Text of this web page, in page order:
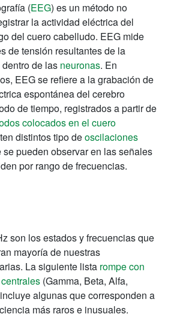
(EEG) es un método no
la actividad eléctrica del
del cuero cabelludo. EEG mide
de tensión resultantes de la
de las neuronas. En
EEG se refiere a la grabación de
espontánea del cerebro
de tiempo, registrados a partir de
colocados en el cuero
distintos tipo deoscilaciones
se pueden observar en las señales
por rango de frecuencias.
son los estados y frecuencias que
mayoría de nuestras
La siguiente lista rompe con
(Gamma, Beta, Alfa,
algunas que corresponden a
más raros e inusuales.